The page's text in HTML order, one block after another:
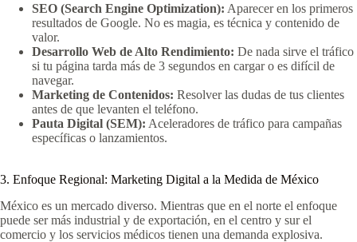
SEO (Search Engine Optimization): Aparecer en los primeros
resultados de Google. No es magia, es técnica y contenido de
valor.
Desarrollo Web de Alto Rendimiento: De nada sirve el tráfico
si tu página tarda más de 3 segundos en cargar o es difícil de
navegar.
Marketing de Contenidos: Resolver las dudas de tus clientes
antes de que levanten el teléfono.
Pauta Digital (SEM): Aceleradores de tráfico para campañas
específicas o lanzamientos.
3. Enfoque Regional: Marketing Digital a la Medida de México
México es un mercado diverso. Mientras que en el norte el enfoque
puede ser más industrial y de exportación, en el centro y sur el
comercio y los servicios médicos tienen una demanda explosiva.